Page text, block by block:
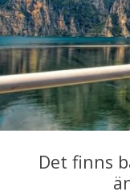
Det finns